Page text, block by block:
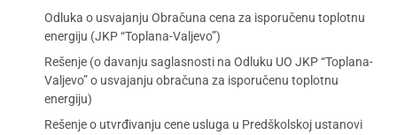
Odluka o usvajanju Obračuna cena za isporučenu toplotnu
energiju (JKP “Toplana-Valjevo”)
Rešenje (o davanju saglasnosti na Odluku UO JKP “Toplana-
Valjevo” o usvajanju obračuna za isporučenu toplotnu
energiju)
Rešenje o utvrđivanju cene usluga u Predškolskoj ustanovi